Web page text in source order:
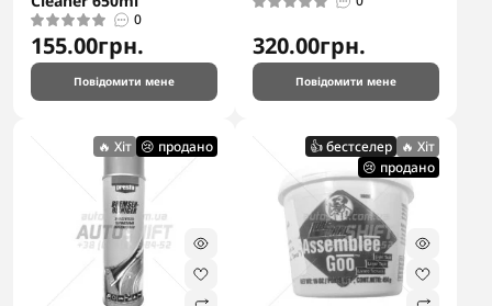
0
155.00грн.
Повідомити мене
320.00грн.
Повідомити мене
🔥 Хіт 😢 продано 👍 бестселер 🔥 Хіт
😢 продано